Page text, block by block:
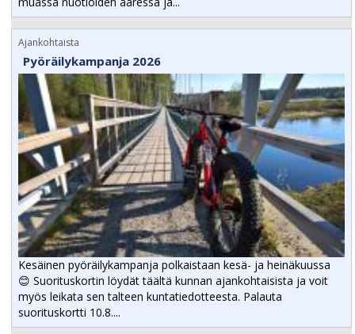
Ajankohtaista
Pyöräilykampanja 2026
Kesäinen pyöräilykampanja polkaistaan kesä- ja heinäkuussa
😊 Suorituskortin löydät täältä kunnan ajankohtaisista ja voit
myös leikata sen talteen kuntatiedotteesta. Palauta
suorituskortti 10.8....